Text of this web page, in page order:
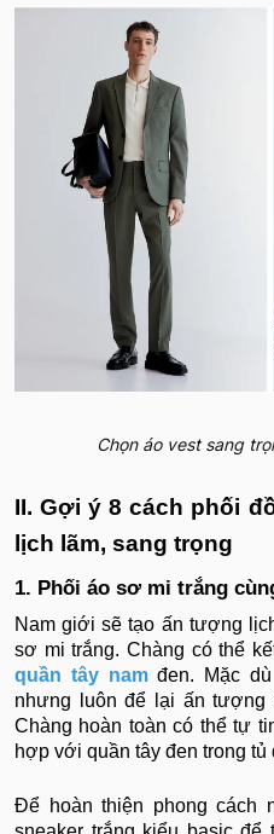
Chọn áo vest sang
II. Gợi ý 8 cách phối
lịch lãm, sang trọng
1. Phối áo sơ mi trắng
Nam giới sẽ tạo ấn tượng
sơ mi trắng. Chàng có thể
quần tây namđen. Mặc dù
nhưng luôn để lại ấn
Chàng hoàn toàn có thể tự
hợp với quần tây đen trong tủ
Để hoàn thiện phong cách